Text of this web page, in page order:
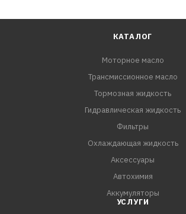
КАТАЛОГ
Моторное масло
Трансмиссионное масло
Тормозная жидкость
Гидравлическая жидкость
Фильтры
Охлаждающая жидкость
Аксессуары
Автохимия
Аккумуляторы
УСЛУГИ